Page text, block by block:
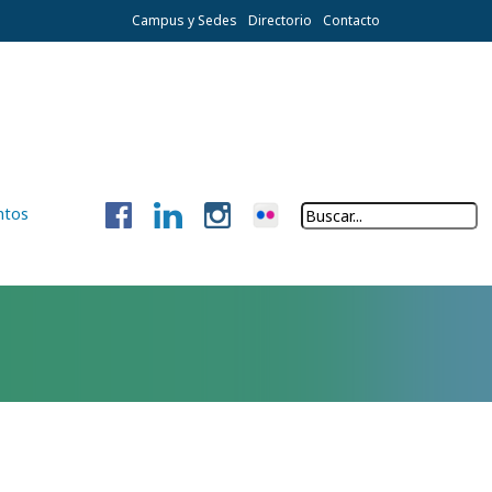
Campus y Sedes Directorio Contacto